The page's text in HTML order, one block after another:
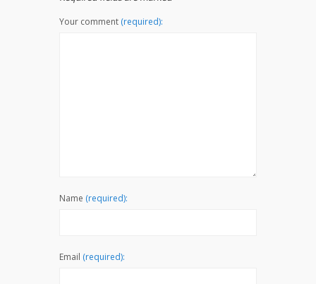
Your comment (required):
Name (required):
Email (required):